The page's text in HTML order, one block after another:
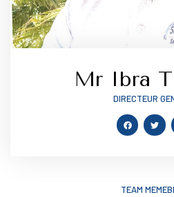
Mr Ibra
DIRECTEUR
TEAM